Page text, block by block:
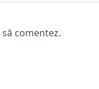
comentez.